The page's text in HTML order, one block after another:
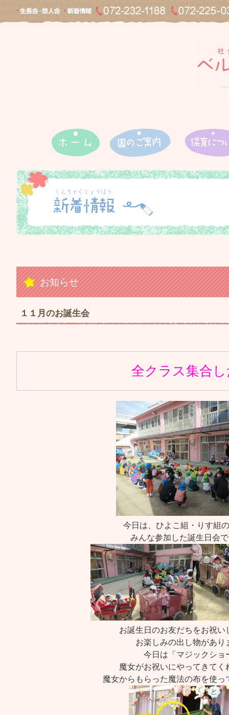
お知らせ
１１月のお誕生会
全クラス集合
今日は、ひよこ組・りす組
みんな参加した誕生日会
お誕生日のお友だちをお祝い
お楽しみの出し物があり
今日は「マジックショ
魔女がお祝いにやってきてく
魔女からもらった魔法の布を使っ